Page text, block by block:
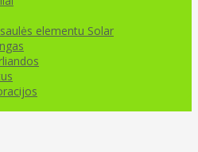
elementu Solar